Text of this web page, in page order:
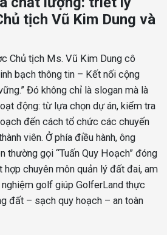
tịch Vũ Kim Dung và
Chủ tịch Ms. Vũ Kim Dung cô
bạch thông tin – Kết nối cộng
Đó không chỉ là slogan mà là
động: từ lựa chọn dự án, kiểm tra
đến cách tổ chức các chuyến
viên. Ở phía điều hành, ông
thường gọi “Tuấn Quy Hoạch” đóng
hợp chuyên môn quản lý đất đai, am
golf giúp GolferLand thực
đất – sạch quy hoạch – an toàn